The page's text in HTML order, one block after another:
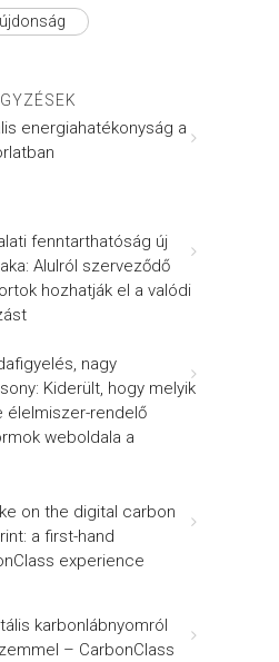
újdonság
energiahatékonyság a
fenntarthatóság új
Alulról szerveződő
hozhatják el a valódi
nagy
Kiderült, hogy melyik
élelmiszer-rendelő
weboldala a
on the digital carbon
a first-hand
experience
karbonlábnyomról
– CarbonClass